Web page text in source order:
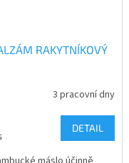
RAKYTNÍKOVÝ
3 pracovní dny
DETAIL